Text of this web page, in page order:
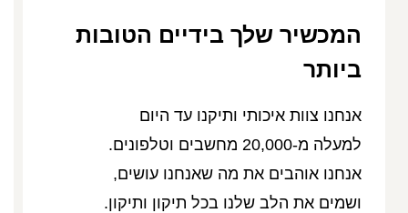
המכשיר שלך בידיים הטובות
ביותר
אנחנו צוות איכותי ותיקנו עד היום
למעלה מ-20,000 מחשבים וטלפונים.
אנחנו אוהבים את מה שאנחנו עושים,
ושמים את הלב שלנו בכל תיקון ותיקון.